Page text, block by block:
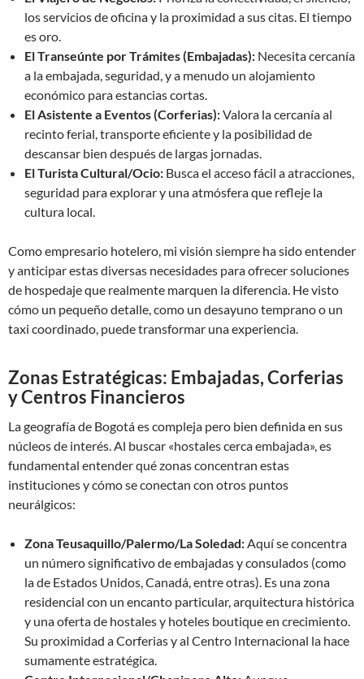
los servicios de oficina y la proximidad a sus citas. El tiempo
es oro.
El Transeúnte por Trámites (Embajadas): Necesita cercanía
a la embajada, seguridad, y a menudo un alojamiento
económico para estancias cortas.
El Asistente a Eventos (Corferias):Valora la cercanía al
recinto ferial, transporte eficiente y la posibilidad de
descansar bien después de largas jornadas.
El Turista Cultural/Ocio: Busca el acceso fácil a atracciones,
seguridad para explorar y una atmósfera que refleje la
cultura local.
Como empresario hotelero, mi visión siempre ha sido entender
y anticipar estas diversas necesidades para ofrecer soluciones
de hospedaje que realmente marquen la diferencia. He visto
cómo un pequeño detalle, como un desayuno temprano o un
taxi coordinado, puede transformar una experiencia.
Zonas Estratégicas: Embajadas, Corferias
y Centros Financieros
La geografía de Bogotá es compleja pero bien definida en sus
núcleos de interés. Al buscar «hostales cerca embajada», es
fundamental entender qué zonas concentran estas
instituciones y cómo se conectan con otros puntos
neurálgicos:
Zona Teusaquillo/Palermo/La Soledad:Aquí se concentra
un número significativo de embajadas y consulados (como
la de Estados Unidos, Canadá, entre otras). Es una zona
residencial con un encanto particular, arquitectura histórica
y una oferta de hostales y hoteles boutique en crecimiento.
Su proximidad a Corferias y al Centro Internacional la hace
sumamente estratégica.